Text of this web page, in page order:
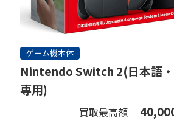
ゲーム機本体
Nintendo Switch 2(日本語
専用)
買取最高額